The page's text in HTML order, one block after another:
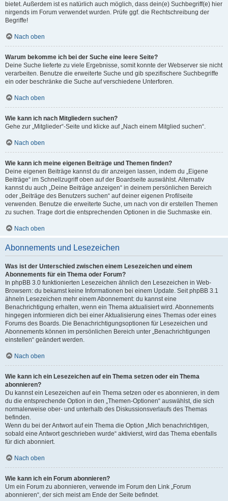
bietet. Außerdem ist es natürlich auch möglich, dass dein(e) Suchbegriff(e) hier
nirgends im Forum verwendet wurden. Prüfe ggf. die Rechtschreibung der
Begriffe!
Nach oben
Warum bekomme ich bei der Suche eine leere Seite?
Deine Suche lieferte zu viele Ergebnisse, somit konnte der Webserver sie nicht
verarbeiten. Benutze die erweiterte Suche und gib spezifischere Suchbegriffe
ein oder beschränke die Suche auf verschiedene Unterforen.
Nach oben
Wie kann ich nach Mitgliedern suchen?
Gehe zur „Mitglieder“-Seite und klicke auf „Nach einem Mitglied suchen“.
Nach oben
Wie kann ich meine eigenen Beiträge und Themen finden?
Deine eigenen Beiträge kannst du dir anzeigen lassen, indem du „Eigene
Beiträge“ im Schnellzugriff oben auf der Boardseite auswählst. Alternativ
kannst du auch „Deine Beiträge anzeigen“ in deinem persönlichen Bereich
oder „Beiträge des Benutzers suchen“ auf deiner eigenen Profilseite
verwenden. Benutze die erweiterte Suche, um nach von dir erstellen Themen
zu suchen. Trage dort die entsprechenden Optionen in die Suchmaske ein.
Nach oben
Abonnements und Lesezeichen
Was ist der Unterschied zwischen einem Lesezeichen und einem
Abonnements für ein Thema oder Forum?
In phpBB 3.0 funktionierten Lesezeichen ähnlich den Lesezeichen in Web-
Browsern: du bekamst keine Informationen bei einem Update. Seit phpBB 3.1
ähneln Lesezeichen mehr einem Abonnement: du kannst eine
Benachrichtigung erhalten, wenn ein Thema aktualisiert wird. Abonnements
hingegen informieren dich bei einer Aktualisierung eines Themas oder eines
Forums des Boards. Die Benachrichtigungsoptionen für Lesezeichen und
Abonnements können im persönlichen Bereich unter „Benachrichtigungen
einstellen“ geändert werden.
Nach oben
Wie kann ich ein Lesezeichen auf ein Thema setzen oder ein Thema
abonnieren?
Du kannst ein Lesezeichen auf ein Thema setzen oder es abonnieren, in dem
du die entsprechende Option in den „Themen-Optionen“ auswählst, die sich
normalerweise ober- und unterhalb des Diskussionsverlaufs des Themas
befinden.
Wenn du bei der Antwort auf ein Thema die Option „Mich benachrichtigen,
sobald eine Antwort geschrieben wurde“ aktivierst, wird das Thema ebenfalls
für dich abonniert.
Nach oben
Wie kann ich ein Forum abonnieren?
Um ein Forum zu abonnieren, verwende im Forum den Link „Forum
abonnieren“, der sich meist am Ende der Seite befindet.